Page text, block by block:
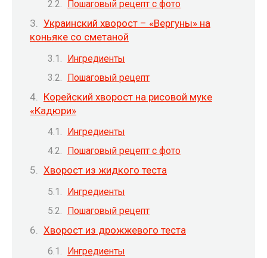
Пошаговый рецепт с фото
Украинский хворост – «Вергуны» на
коньяке со сметаной
Ингредиенты
Пошаговый рецепт
Корейский хворост на рисовой муке
«Кадюри»
Ингредиенты
Пошаговый рецепт с фото
Хворост из жидкого теста
Ингредиенты
Пошаговый рецепт
Хворост из дрожжевого теста
Ингредиенты